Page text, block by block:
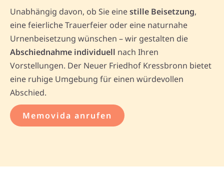
Unabhängig davon, ob Sie einestille Beisetzung,
eine feierliche Trauerfeier oder eine naturnahe
Urnenbeisetzung wünschen – wir gestalten die
Abschiednahme individuell nach Ihren
Vorstellungen. Der Neuer Friedhof Kressbronn bietet
eine ruhige Umgebung für einen würdevollen
Abschied.
Memovida anrufen